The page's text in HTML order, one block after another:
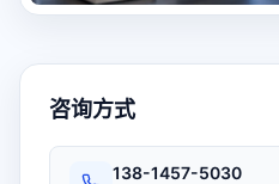
咨询方式
138-1457-5030